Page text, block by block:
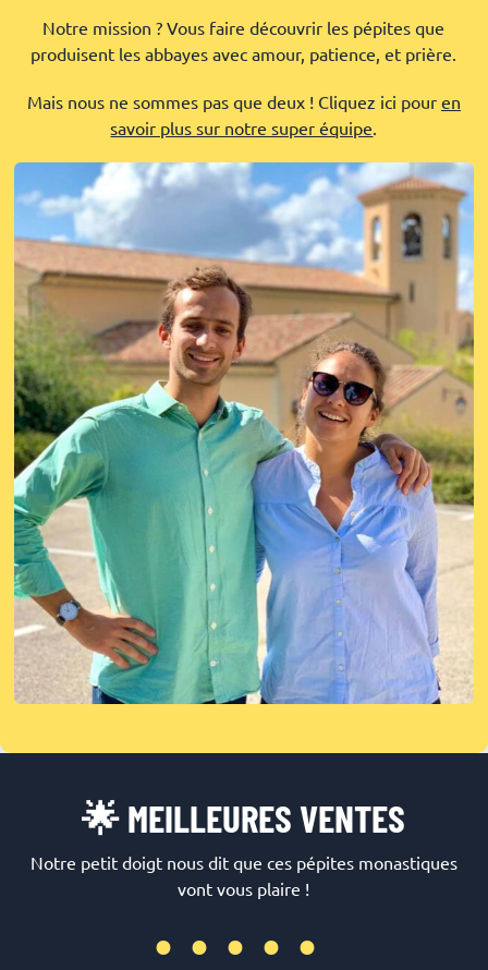
Notre mission ? Vous faire découvrir les pépites que
produisent les abbayes avec amour, patience, et prière.
Mais nous ne sommes pas que deux ! Cliquez ici pour en
savoir plus sur notre super équipe
🌟 MEILLEURES VENTES
Notre petit doigt nous dit que ces pépites monastiques
vont vous plaire !
•••••